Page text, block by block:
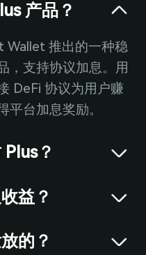
产品？
Wallet 推出的一种稳
，支持协议加息。用
DeFi 协议为用户赚
台加息奖励。
？
益？
的？